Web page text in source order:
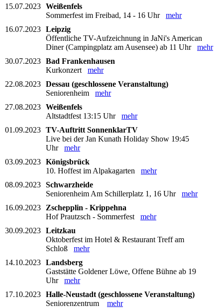
15.07.2023 Weißenfels
Sommerfest im Freibad, 14 - 16 Uhr mehr
16.07.2023 Leipzig
Öffentliche TV-Aufzeichnung in JaNi's American
Diner (Campingplatz am Ausensee) ab 11 Uhr mehr
30.07.2023 Bad Frankenhausen
Kurkonzert mehr
22.08.2023 Dessau (geschlossene Veranstaltung)
Seniorenheim mehr
27.08.2023 Weißenfels
Altstadtfest 13:15 Uhr mehr
01.09.2023 TV-Auftritt SonnenklarTV
Live bei der Jan Kunath Holiday Show 19:45
Uhr mehr
03.09.2023 Königsbrück
10. Hoffest im Alpakagarten mehr
08.09.2023 Schwarzheide
Seniorenheim Am Schillerplatz 1, 16 Uhr mehr
16.09.2023
Zschepplin - Krippehna
Hof Prautzsch - Sommerfest mehr
30.09.2023 Leitzkau
Oktoberfest im Hotel & Restaurant Treff am
Schloß mehr
14.10.2023 Landsberg
Gaststätte Goldener Löwe, Offene Bühne ab 19
Uhr mehr
17.10.2023 Halle-Neustadt (geschlossene Veranstaltung)
Seniorenzentrum mehr